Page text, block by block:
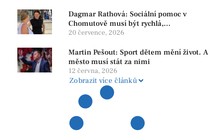
Dagmar Rathová: Sociální pomoc v
Chomutově musí být rychlá,
srozumitelná a férová. Ne udržovat lidi v
20 července, 2026
Martin Pešout: Sport dětem mění život. A
město musí stát za nimi
12 června, 2026
Zobrazit více článků